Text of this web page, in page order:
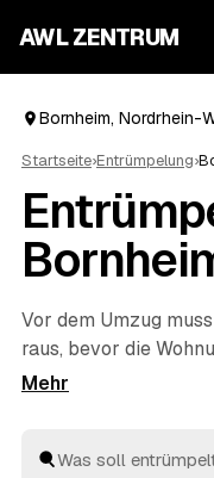
AWL ZENTRUM
Bornheim, Nordrhein-
Startseite›Entrümpelung›
Vor dem Umzug
raus, bevor die
Zeitdruck den
Wesselingund